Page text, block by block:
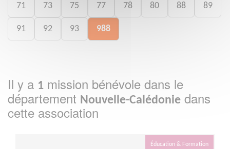
71 73 75 77 78 80 88 89
91 92 93 988
Il y a 1 mission bénévole dans le
département Nouvelle-Calédonie dans
cette association
Éducation & Formation